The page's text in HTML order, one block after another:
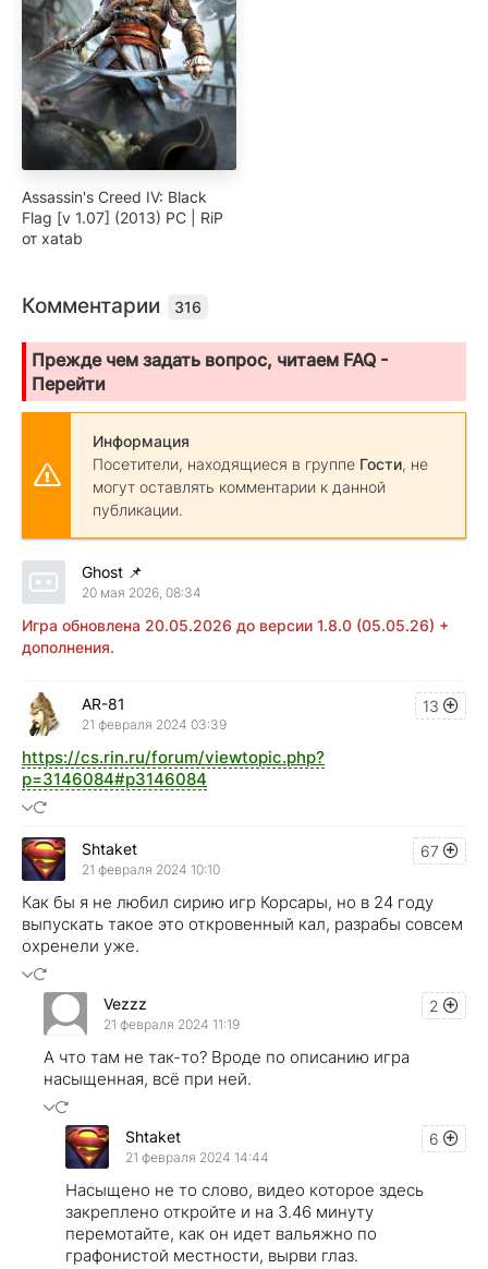
Assassin's Creed IV: Black
Flag [v 1.07] (2013) PC | RiP
от xatab
Комментарии 316
Прежде чем задать вопрос, читаем FAQ -
Перейти
Информация
Посетители, находящиеся в группе Гости, не
могут оставлять комментарии к данной
публикации.
Ghost 📌
20 мая 2026, 08:34
Игра обновлена 20.05.2026 до версии 1.8.0 (05.05.26) +
дополнения.
13
AR-81
21 февраля 2024 03:39
https://cs.rin.ru/forum/viewtopic.php?
p=3146084#p3146084
67
Shtaket
21 февраля 2024 10:10
Как бы я не любил сирию игр Корсары, но в 24 году
выпускать такое это откровенный кал, разрабы совсем
охренели уже.
2
Vezzz
21 февраля 2024 11:19
А что там не так-то? Вроде по описанию игра
насыщенная, всё при ней.
6
Shtaket
21 февраля 2024 14:44
Насыщено не то слово, видео которое здесь
закреплено откройте и на 3.46 минуту
перемотайте, как он идет вальяжно по
графонистой местности, вырви глаз.